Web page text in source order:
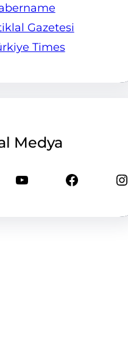
Gazetesi
Times
Medya
YouTube Facebook Instagram